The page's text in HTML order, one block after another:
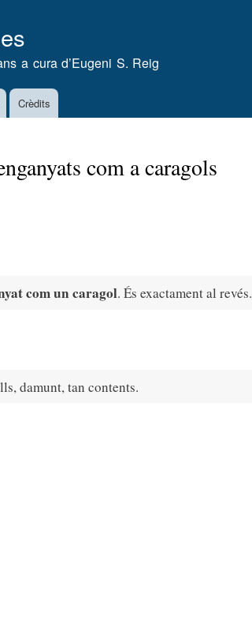
a cura d’Eugeni S. Reig
Crèdits
com a caragols
com un caragol. És exactament al revés.
damunt, tan contents.